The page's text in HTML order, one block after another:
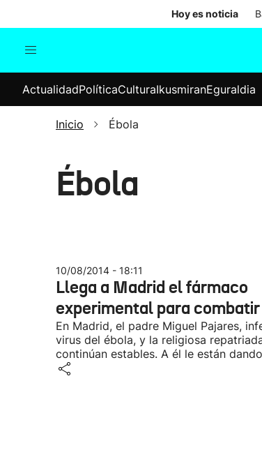
Hoy es noticia
Internacional
Elecciones
ActualidadPolíticaCulturaIkusmiranEguraldia
Inicio Ébola
Ébola
10/08/2014 - 18:11
Llega a Madrid el fármaco
experimental para
En Madrid, el padre Miguel Pajares,
virus del ébola, y la religiosa
continúan estables. A él le están